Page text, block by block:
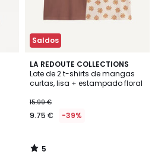
Saldos
LA REDOUTE COLLECTIONS
Lote de 2 t-shirts de mangas
curtas, lisa + estampado floral
15.99 €
9.75 € -39%
5
/
5
5
/